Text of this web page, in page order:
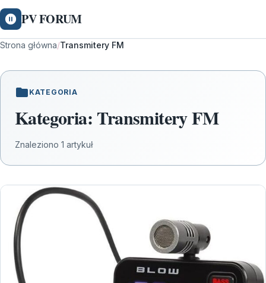
PV FORUM
Strona główna/Transmitery FM
KATEGORIA
Kategoria: Transmitery FM
Znaleziono 1 artykuł